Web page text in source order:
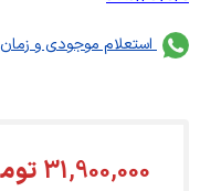
استعلام موجودی و
31,900,000